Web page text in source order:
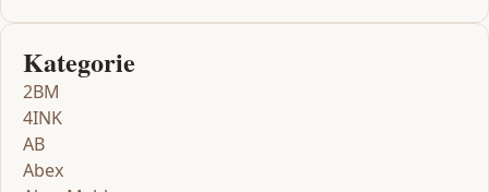
Kategorie
2BM
4INK
AB
Abex